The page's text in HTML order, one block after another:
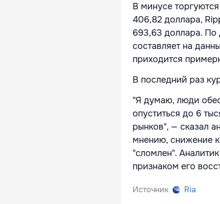
В минусе
406,82 доллара,
693,63 доллара. По
составляет на
приходится
В последний раз
"Я думаю, люди
опуститься до 6
рынков", — сказал
мнению, снижение
"сломлен".
признаком его
Источник Ria